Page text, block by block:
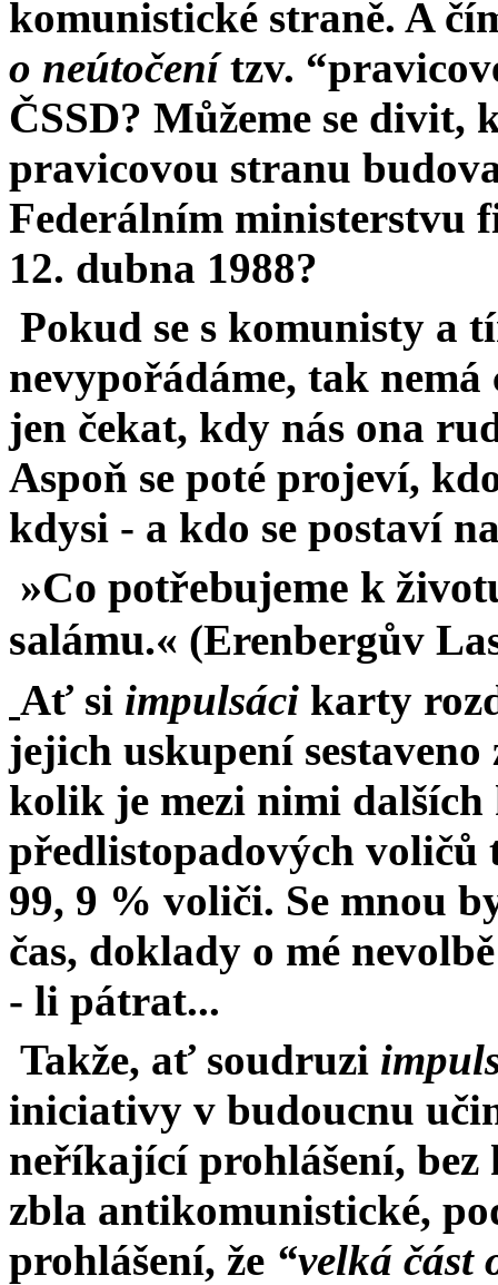
komunistické straně. A
o neútočenítzv.
ČSSD? Můžeme se divit,
pravicovou stranu
Federálním ministerstvu
12. dubna 1988?
Pokud se s komunisty a
nevypořádáme, tak
jen čekat, kdy nás ona
Aspoň se poté projeví,
kdysi - a kdo se postaví
»Co potřebujeme k
salámu.« (Erenbergův
Ať si impulsáci karty
jejich uskupení
kolik je mezi nimi
předlistopadových
99, 9 % voliči. Se mnou
čas, doklady o mé
- li pátrat...
Takže, ať soudruzi
iniciativy v budoucnu
neříkající prohlášení, bez
zbla antikomunistické,
prohlášení, že “velká část